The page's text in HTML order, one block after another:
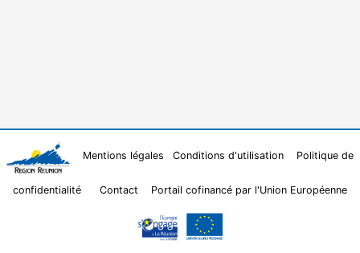
Mentions légales Conditions d'utilisation Politique de
confidentialité Contact Portail cofinancé par l'Union Européenne